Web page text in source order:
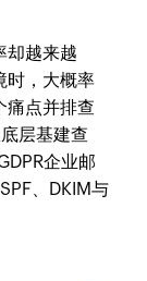
却越来越
时，大概率
痛点并排查
层基建查
企业邮
、DKIM与